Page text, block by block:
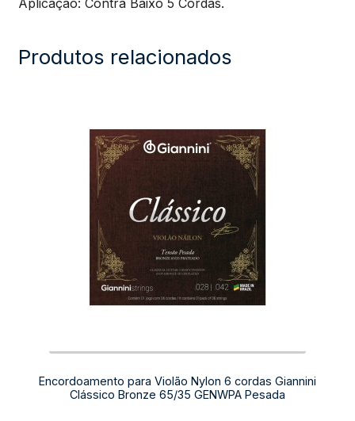
Produtos relacionados
Encordoamento para Violão Nylon 6 cordas Giannini
Clássico Bronze 65/35 GENWPA Pesada